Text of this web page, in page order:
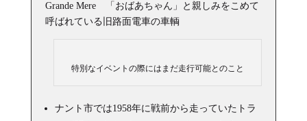
Grande Mere 「おばあちゃん」と親しみをこめて
呼ばれている旧路面電車の車輌
特別なイベントの際にはまだ走行可能とのこと
ナント市では1958年に戦前から走っていたトラ